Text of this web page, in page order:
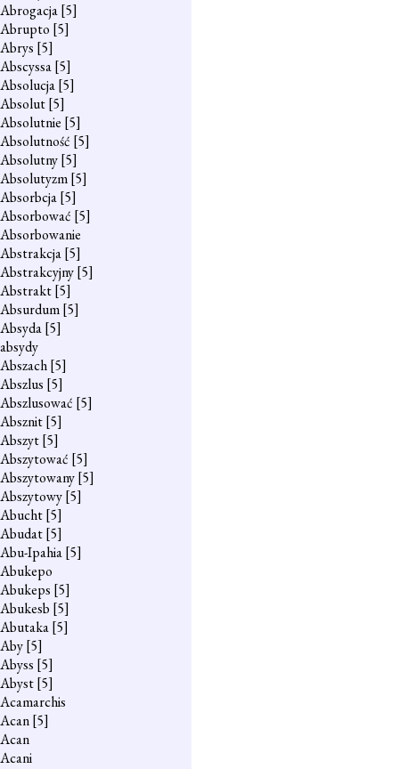
Abrogacja[5]
Abrupto [5]
Abrys [5]
Abscyssa[5]
Absolucja[5]
Absolut[5]
Absolutnie [5]
Absolutność [5]
Absolutny[5]
Absolutyzm[5]
Absorbcja[5]
Absorbować [5]
Absorbowanie
Abstrakcja[5]
Abstrakcyjny[5]
Abstrakt[5]
Absurdum[5]
Absyda[5]
absydy
Abszach[5]
Abszlus [5]
Abszlusować [5]
Absznit[5]
Abszyt[5]
Abszytować [5]
Abszytowany[5]
Abszytowy[5]
Abucht[5]
Abudat[5]
Abu-Ipahia[5]
Abukepo
Abukeps [5]
Abukesb [5]
Abutaka[5]
Aby[5]
Abyss [5]
Abyst[5]
Acamarchis
Acan[5]
Acan
Acani